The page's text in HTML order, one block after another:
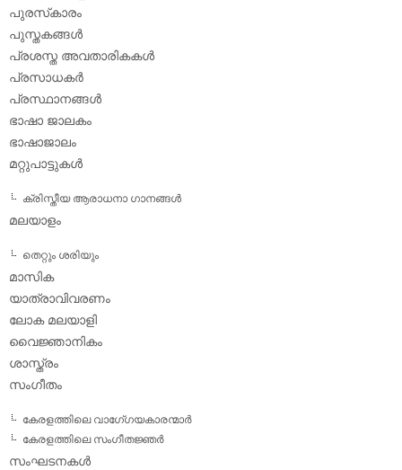
പുരസ്‌കാരം
പുസ്തകങ്ങള്‍
പ്രശസ്ത അവതാരികകള്‍
പ്രസാധകര്‍
പ്രസ്ഥാനങ്ങള്‍
ഭാഷാ ജാലകം
ഭാഷാജാലം
മറ്റുപാട്ടുകള്‍
ക്രിസ്തീയ ആരാധനാ ഗാനങ്ങള്‍
മലയാളം
തെറ്റും ശരിയും
മാസിക
യാത്രാവിവരണം
ലോക മലയാളി
വൈജ്ഞാനികം
ശാസ്ത്രം
സംഗീതം
കേരളത്തിലെ വാഗേ്ഗയകാരന്മാര്‍
കേരളത്തിലെ സംഗീതജ്ഞര്‍
സംഘടനകള്‍